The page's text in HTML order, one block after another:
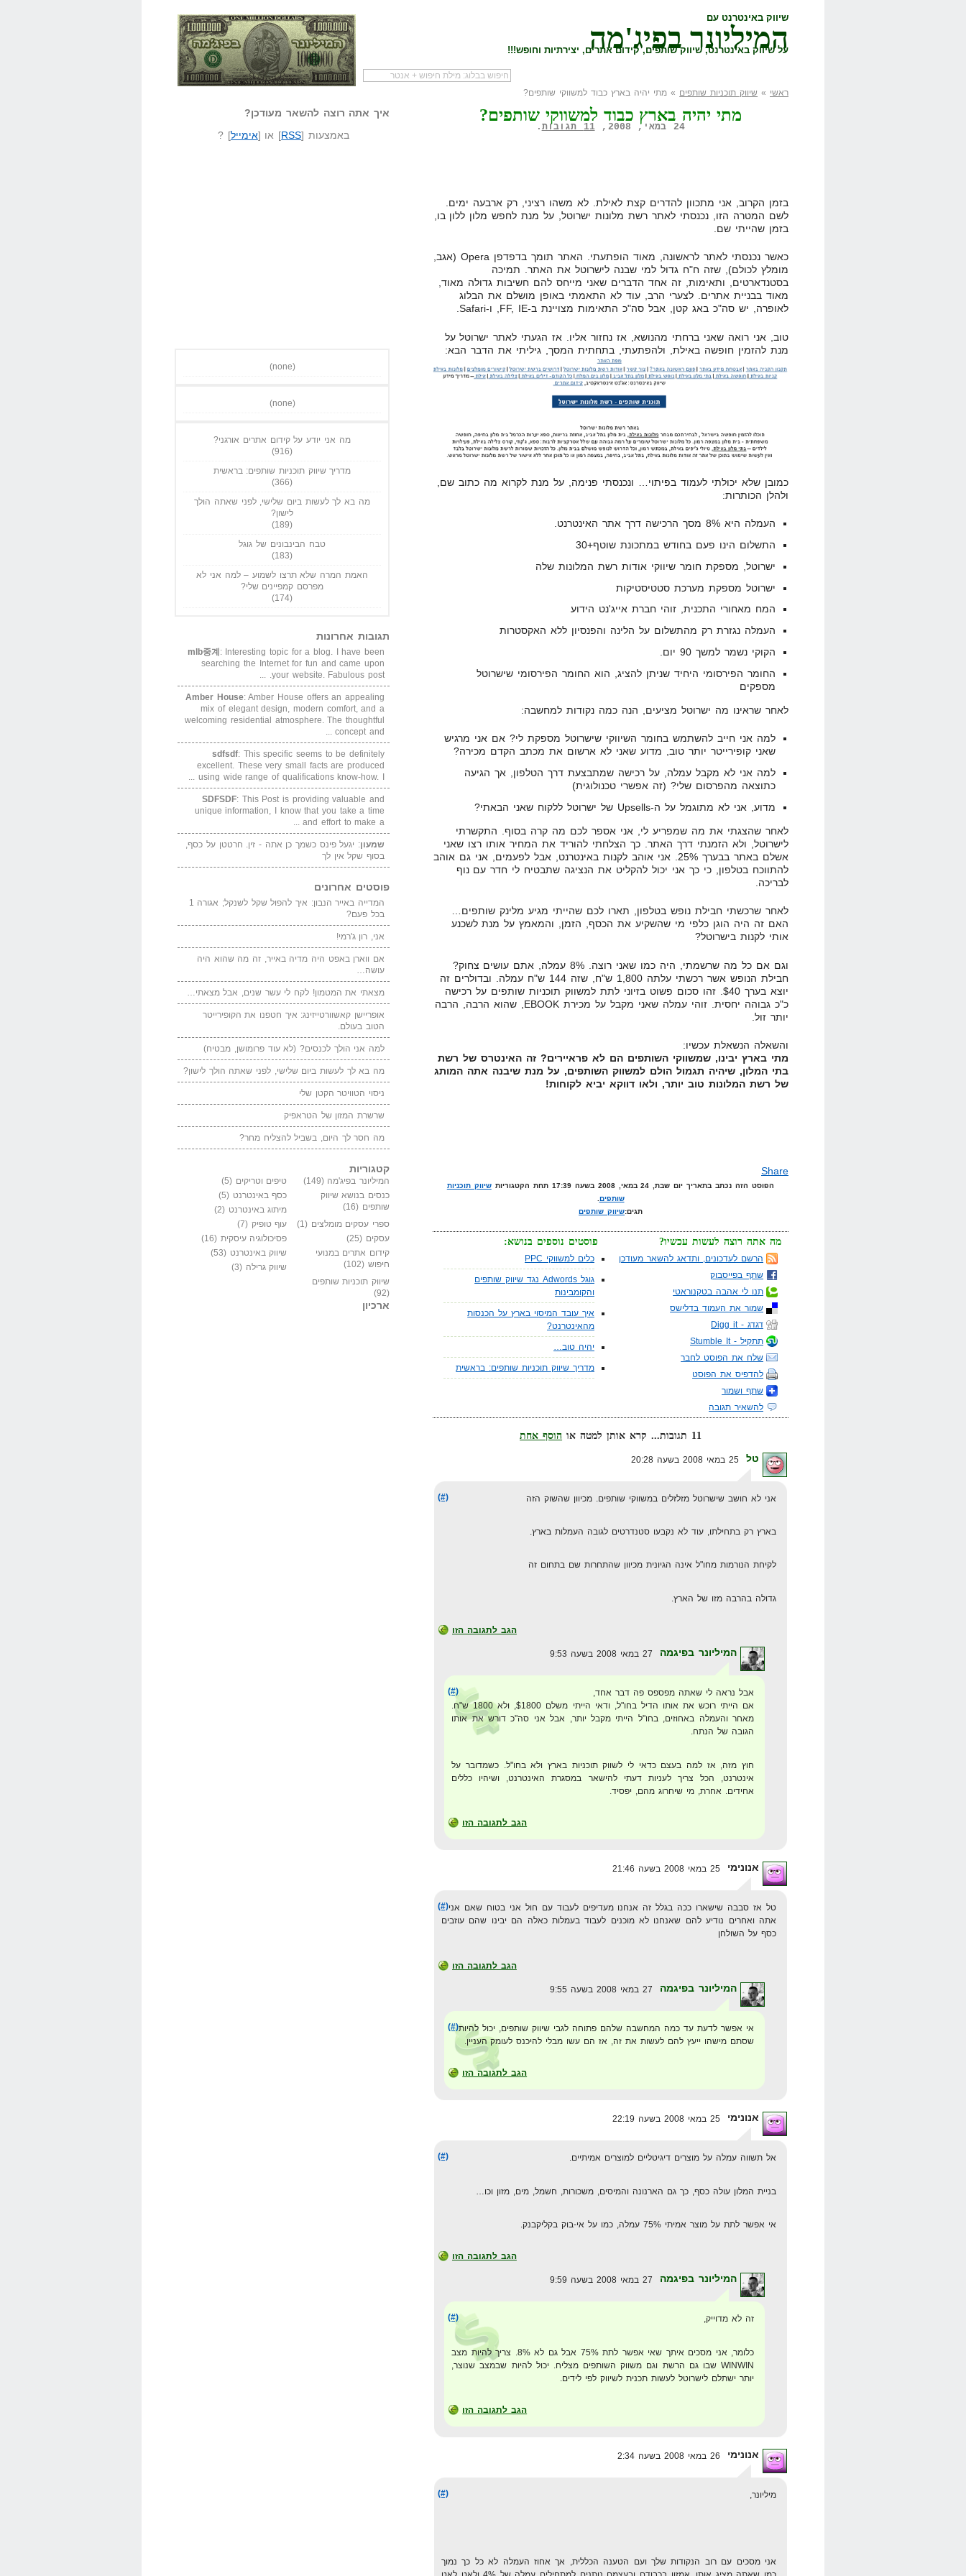
שיווק באינטרנט עם
המיליונר בפיג'מה
על שיווק באינטרנט, שיווק שותפים, קידום אתרים, יצירתיות וחופש!!!
שאל שאלה המיליונר בפיג'מה שיווק שותפים הבלוג
ראשי » שיווק תוכניות שותפים » מתי יהיה בארץ כבוד למשווקי שותפים?
מתי יהיה בארץ כבוד למשווקי שותפים?
24 במאי, 2008, 11 תגובות .
בזמן הקרוב, אני מתכוון להדרים קצת לאילת. לא משהו רציני, רק ארבעה ימים.
לשם המטרה הזו, נכנסתי לאתר רשת מלונות ישרוטל, על מנת לחפש מלון ללון בו,
בזמן שהייתי שם.
כאשר נכנסתי לאתר לראשונה, מאוד הופתעתי. האתר תומך בדפדפן Opera (אגב,
מומלץ לכולם), שזה ח"ח גדול למי שבנה לישרוטל את האתר. תמיכה
בסטנדארטים, ותאימות, זה אחד הדברים שאני מייחס להם חשיבות גדולה מאוד,
מאוד בבניית אתרים. לצערי הרב, עוד לא התאמתי באופן מושלם את הבלוג
לאופרה, יש סה"כ באג קטן, אבל סה"כ התאימות מצויינת ב-FF, IE, ו-Safari.
טוב, אני רואה שאני ברחתי מהנושא, אז נחזור אליו. אז הגעתי לאתר ישרוטל על
מנת להזמין חופשה באילת, ולהפתעתי, בתחתית המסך, גיליתי את הדבר הבא:
כמובן שלא יכולתי לעמוד בפיתוי… ונכנסתי פנימה, על מנת לקרוא מה כתוב שם,
ולהלן הכותרות:
העמלה היא 8% מסך הרכישה דרך אתר האינטרנט.
התשלום הינו פעם בחודש במתכונת שוטף+30
ישרוטל, מספקת חומר שיווקי אודות רשת המלונות שלה
ישרוטל מספקת מערכת סטטיסטיקות
המח מאחורי התכנית, זוהי חברת אייג'נט הידוע
העמלה נגזרת רק מהתשלום על הלינה והפנסיון ללא האקסטרות
הקוקי נשמר למשך 90 יום.
החומר הפירסומי היחיד שניתן להציג, הוא החומר הפירסומי שישרוטל
מספקים
לאחר שראינו מה ישרוטל מציעים, הנה כמה נקודות למחשבה:
למה אני חייב להשתמש בחומר השיווקי שישרוטל מספקת לי? אם אני מרגיש
שאני קופירייטר יותר טוב, מדוע שאני לא ארשום את מכתב הקדם מכירה?
למה אני לא מקבל עמלה, על רכישה שמתבצעת דרך הטלפון, אך הגיעה
כתוצאה מהפרסום שלי? (זה אפשרי טכנולוגית)
מדוע, אני לא מתוגמל על ה-Upsells של ישרוטל ללקוח שאני הבאתי?
לאחר שהצגתי את מה שמפריע לי, אני אספר לכם מה קרה בסוף. התקשרתי
לישרוטל, ולא הזמנתי דרך האתר. כך הצלחתי להוריד את המחיר אותו רצו שאני
אשלם באתר בבערך 25%. אני אוהב לקנות באינטרנט, אבל לפעמים, אני גם אוהב
להתווכח בטלפון, כי כך אני יכול להקליט את הנציגה שתבטיח לי חדר עם נוף
לבריכה.
לאחר שרכשתי חבילת נופש בטלפון, תארו לכם שהייתי מגיע מלינק שותפים…
האם זה היה הוגן כלפי מי שהשקיע את הכסף, הזמן, והמאמץ על מנת לשכנע
אותי לקנות בישרוטל?
וגם אם כל מה שרשמתי, היה כמו שאני רוצה. 8% עמלה, אתם עושים צחוק?
חבילת הנופש אשר רכשתי עלתה 1,800 ש"ח, שזה 144 ש"ח עמלה. ובדולרים זה
יוצא בערך $40. זהו סכום פשוט בזיוני לתת למשווק תוכניות שותפים על רכישה
כ"כ גבוהה יחסית. זוהי עמלה שאני מקבל על מכירת EBOOK, שהוא הרבה, הרבה
יותר זול.
והשאלה הנשאלת עכשיו:
מתי בארץ יבינו, שמשווקי השותפים הם לא פראיירים? זה האינטרס של רשת
בתי המלון, שיהיה תגמול הולם למשווק השותפים, על מנת שיבנה אתה המותג
של רשת המלונות טוב יותר, ולאו דווקא יביא לקוחות!
Share
הפוסט הזה נכתב בתאריך יום שבת, 24 במאי, 2008 בשעה 17:39 תחת הקטגוריות
שיווק תוכניות
שותפים.
תגים:שיווק שותפים
פוסטים נוספים בנושא:
כלים למשווקי PPC
גוגל Adwords נגד שיווק שותפים
והקומבינות
איך עובד המיסוי בארץ על הכנסות
מהאינטרנט?
יהיה טוב…
מדריך שיווק תוכניות שותפים: בראשית
מה אתה רוצה לעשות עכשיו?
הרשם לעדכונים, ותדאג להשאר מעודכן
שתף בפייסבוק
תנו לי אהבה בטקנוראטי
שמור את העמוד בדלישס
דגדג - Digg it
תתקיל - Stumble It
שלח את הפוסט לחבר
להדפיס את הפוסט
שתף ושמור
להשאיר תגובה
11 תגובות... קרא אותן למטה או
הוסף אחת
טל
(#) אני לא חושב שישרוטל מזלזלים במשווקי שותפים. מכיוון שהשוק הזה
בארץ רק בתחילתו, עוד לא נקבעו סטנדרטים לגובה העמלות בארץ.
לקיחת הנורמות מחו"ל אינה הגיונית מכיוון שהתחרות שם בתחום זה
גדולה בהרבה מזו של הארץ.
הגב לתגובה הזו
המיליונר בפיגמה
(#)
אבל נראה לי שאתה מפספס פה דבר אחד,
אם הייתי רוכש את אותו הדיל בחו"ל, ודאי הייתי משלם $1800, ולא 1800 ש"ח.
מאחר והעמלה באחוזים, בחו"ל הייתי מקבל יותר, אבל אני סה"כ דורש את אותו
הגובה של הנתח.
חוץ מזה, אז למה בעצם כדאי לי לשווק תוכניות בארץ ולא בחו"ל. כשמדובר על
אינטרנט, הכל צריך לעניות דעתי להישאר במסגרת האינטרנט, ושיהיו כללים
אחידים. אחרת, מי שיחרוג מהם, יפסיד.
הגב לתגובה הזו
אנונימי
(#)טל אז סבבה שישארו ככה בגלל זה אנחנו מעדיפים לעבוד עם חול אני בטוח שאם אני
אתה ואחרים נודיע להם שאנחנו לא מוכנים לעבוד בעמלות כאלה הם יבינו שהם עוזבים
כסף על השולחן
הגב לתגובה הזו
המיליונר בפיגמה
(#)אי אפשר לדעת עד כמה המחשבה שלהם פתוחה לגבי שיווק שותפים, יכול להיות
שסתם מישהו ייעץ להם לעשות את זה, אז הם עשו מבלי להיכנס לעומק העניין.
הגב לתגובה הזו
אנונימי
(#) אל תשווה עמלה על מוצרים דיגיטליים למוצרים אמיתיים.
בניית המלון עולה כסף, כך גם הארנונה והמיסים, משכורות, חשמל, מים, מזון וכו…
אי אפשר לתת על מוצר אמיתי 75% עמלה, כמו על אי-בוק בקליקבנק.
הגב לתגובה הזו
המיליונר בפיגמה
(#) זה לא מדוייק,
כלומר, אני מסכים איתך שאי אפשר לתת 75% אבל גם לא 8%. צריך להיות מצב
WINWIN שבו גם הרשת וגם משווק השותפים מצליח. יכול להיות שבמצב שנוצר,
יותר ישתלם לישרוטל לעשות תכנית לשיווק לפי לידים.
הגב לתגובה הזו
אנונימי
(#) מיליונר,
אני מסכים עם רוב הנקודות שלך ועם הטענה הכללית, אך אחוז העמלה לא כל כך נמוך
איך אתה רוצה להשאר מעודכן?
באמצעות [RSS] או [אימייל] ?
(none)
(none)
מה אני יודע על קידום אתרים אורגני?
(916)
מדריך שיווק תוכניות שותפים: בראשית
(366)
מה בא לך לעשות ביום שלישי, לפני שאתה הולך
לישון?
(189)
טבח הבינבונים של גוגל
(183)
האמת המרה שלא תרצו לשמוע – למה אני לא
מפרסם קמפיינים שלי?
(174)
תגובות אחרונות
mlb중계 : Interesting topic for a blog. I have been
searching the Internet for fun and came upon
your website. Fabulous post. ...
Amber House: Amber House offers an appealing
mix of elegant design, modern comfort, and a
welcoming residential atmosphere. The thoughtful
concept and ...
sdfsdf: This specific seems to be definitely
excellent. These very small facts are produced
using wide range of qualifications know-how. I ...
SDFSDF: This Post is providing valuable and
unique information, I know that you take a time
and effort to make a ...
שמעון: יגעל פינס כשמך כן אתה - זין. חרטטן על כסף,
בסוף שקל אין לך
פוסטים אחרונים
המדייה באייר הנבון: איך להפול שקל לשנקל; אגורה 1
בכל פעם?
אני, רון ג'רמי!
אם ווארן באפט היה מדיה באייר, זה מה שהוא היה
עושה…
מצאתי את המטמון! לקח לי עשר שנים, אבל מצאתי…
אופריישן קאשוורטייזינג: איך חטפנו את הקופירייטר
הטוב בעולם.
למה אני הולך לכנסים? (לא עוד פרומושן, מבטיח)
מה בא לך לעשות ביום שלישי, לפני שאתה הולך לישון?
ניסוי הטוויטר הקטן שלי
שרשרת המזון של הטראפיק
מה חסר לך היום, בשביל להצליח מחר?
קטגוריות
המיליונר בפיג'מה (149) טיפים וטריקים (5)
כנסים בנושא שיווק
שותפים (16)
כסף באינטרנט (5)
מיתוג באינטרנט (2)
ספרי עסקים מומלצים (1) עוף טופיק (7)
עסקים (25) פסיכולוגיה עיסקית (16)
קידום אתרים במנועי
חיפוש (102)
שיווק באינטרנט (53)
שיווק גרילה (3)
שיווק תוכניות שותפים
(92)
ארכיון